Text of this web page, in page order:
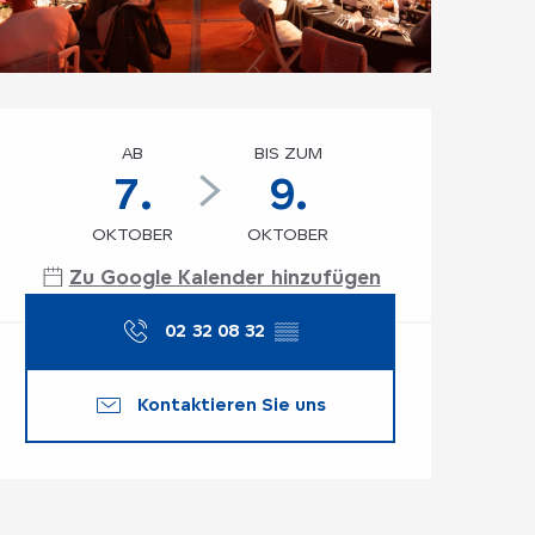
Öffnungszeiten &
AB
7.
OKTOBER
BIS ZUM
9.
OKTOBER
Zu Google Kalender hinzufügen
02 32 08 32 ▒▒
Kontaktieren Sie uns